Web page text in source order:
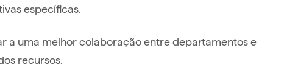
específicas.
a uma melhor colaboração entre departamentos e
recursos.